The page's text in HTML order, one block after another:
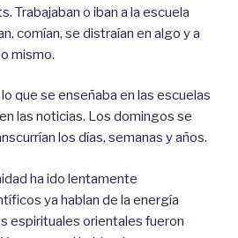
Trabajaban o iban a la escuela
comían, se distraían en algo y a
mismo.
que se enseñaba en las escuelas
las noticias. Los domingos se
los días, semanas y años.
ha ido lentamente
ya hablan de la energía
espirituales orientales fueron